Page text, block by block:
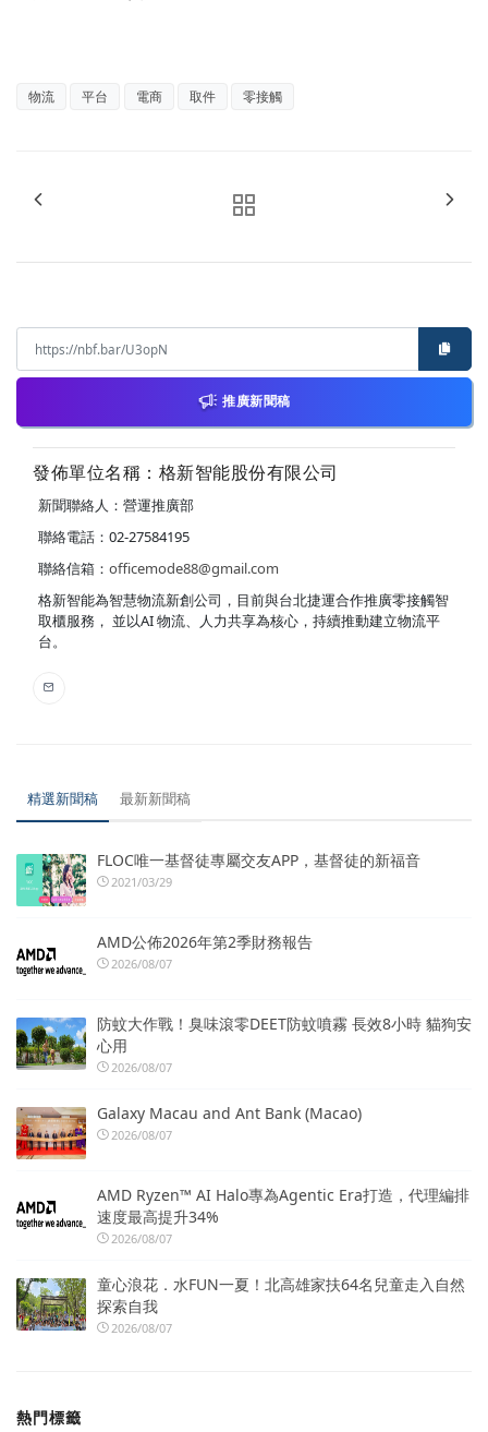
物流 平台 電商 取件 零接觸
推廣新聞稿
發佈單位名稱：格新智能股份有限公司
新聞聯絡人：營運推廣部
聯絡電話：02-27584195
聯絡信箱： officemode88@gmail.com
格新智能為智慧物流新創公司，目前與台北捷運合作推廣零接觸智
取櫃服務， 並以AI 物流、人力共享為核心，持續推動建立物流平
台。
精選新聞稿 最新新聞稿
FLOC唯一基督徒專屬交友APP，基督徒的新福音
2021/03/29
AMD公佈2026年第2季財務報告
2026/08/07
防蚊大作戰！臭味滾零DEET防蚊噴霧 長效8小時 貓狗安
心用
2026/08/07
Galaxy Macau and Ant Bank (Macao)
2026/08/07
AMD Ryzen™ AI Halo專為Agentic Era打造，代理編排
速度最高提升34%
2026/08/07
童心浪花．水FUN一夏！北高雄家扶64名兒童走入自然
探索自我
2026/08/07
熱門標籤